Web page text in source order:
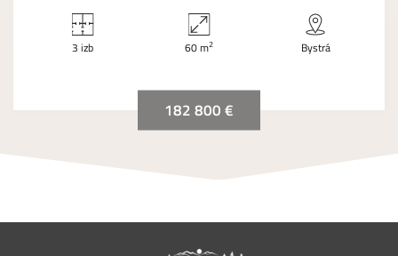
3 izb 60 m2 Bystrá
182 800 €